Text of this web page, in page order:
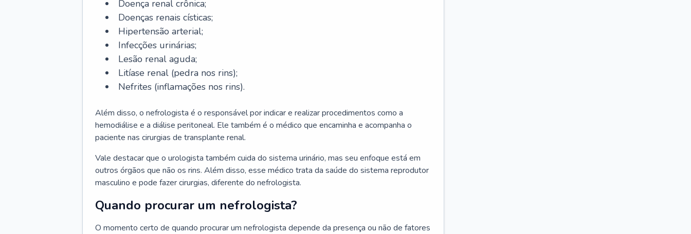
Doença renal crônica;
Doenças renais císticas;
Hipertensão arterial;
Infecções urinárias;
Lesão renal aguda;
Litíase renal (pedra nos rins);
Nefrites (inflamações nos rins).
Além disso, o nefrologista é o responsável por indicar e realizar procedimentos como a
hemodiálise e a diálise peritoneal. Ele também é o médico que encaminha e acompanha o
paciente nas cirurgias de transplante renal.
Vale destacar que o urologista também cuida do sistema urinário, mas seu enfoque está em
outros órgãos que não os rins. Além disso, esse médico trata da saúde do sistema reprodutor
masculino e pode fazer cirurgias, diferente do nefrologista.
Quando procurar um nefrologista?
O momento certo de quando procurar um nefrologista depende da presença ou não de fatores